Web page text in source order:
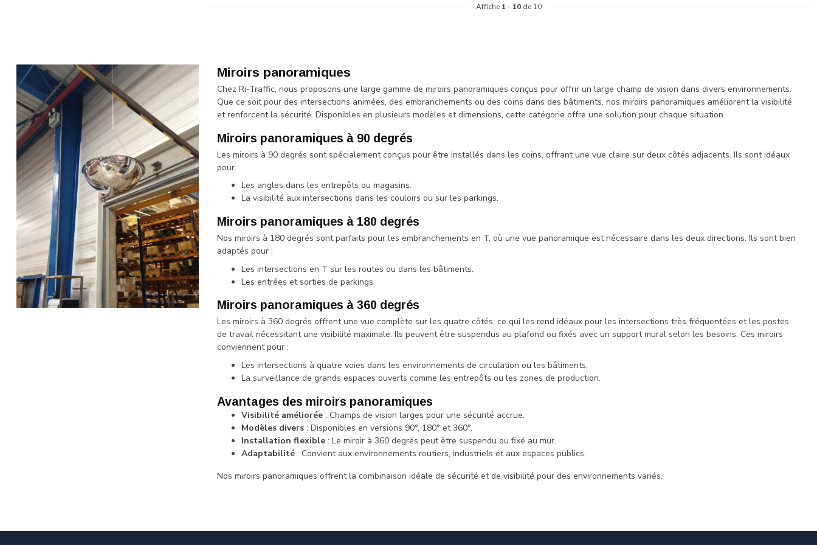
Affiche 1 - 10 de 10
Miroirs panoramiques
Chez Ri-Traffic, nous proposons une large gamme de miroirs panoramiques conçus pour offrir un large champ de vision dans divers environnements.
Que ce soit pour des intersections animées, des embranchements ou des coins dans des bâtiments, nos miroirs panoramiques améliorent la visibilité
et renforcent la sécurité. Disponibles en plusieurs modèles et dimensions, cette catégorie offre une solution pour chaque situation.
Miroirs panoramiques à 90 degrés
Les miroirs à 90 degrés sont spécialement conçus pour être installés dans les coins, offrant une vue claire sur deux côtés adjacents. Ils sont idéaux
pour :
Les angles dans les entrepôts ou magasins.
La visibilité aux intersections dans les couloirs ou sur les parkings.
Miroirs panoramiques à 180 degrés
Nos miroirs à 180 degrés sont parfaits pour les embranchements en T, où une vue panoramique est nécessaire dans les deux directions. Ils sont bien
adaptés pour :
Les intersections en T sur les routes ou dans les bâtiments.
Les entrées et sorties de parkings.
Miroirs panoramiques à 360 degrés
Les miroirs à 360 degrés offrent une vue complète sur les quatre côtés, ce qui les rend idéaux pour les intersections très fréquentées et les postes
de travail nécessitant une visibilité maximale. Ils peuvent être suspendus au plafond ou fixés avec un support mural selon les besoins. Ces miroirs
conviennent pour :
Les intersections à quatre voies dans les environnements de circulation ou les bâtiments.
La surveillance de grands espaces ouverts comme les entrepôts ou les zones de production.
Avantages des miroirs panoramiques
Visibilité améliorée : Champs de vision larges pour une sécurité accrue.
Modèles divers : Disponibles en versions 90°, 180° et 360°.
Installation flexible : Le miroir à 360 degrés peut être suspendu ou fixé au mur.
Adaptabilité : Convient aux environnements routiers, industriels et aux espaces publics.
Nos miroirs panoramiques offrent la combinaison idéale de sécurité et de visibilité pour des environnements variés.